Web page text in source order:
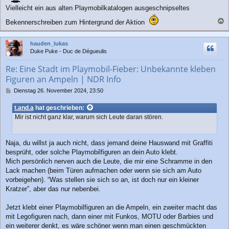
Vielleicht ein aus alten Playmobilkatalogen ausgeschnipseltes
Bekennerschreiben zum Hintergrund der Aktion
a
c
hauden_lukas
Duke Puke - Duc de Dégueulis
Re: Eine Stadt im Playmobil-Fieber: Unbekannte kleben
Figuren an Ampeln | NDR Info
B
i
t
g
Dienstag 26. November 2024, 23:50
t.and.ahat geschrieben:
Mir ist nicht ganz klar, warum sich Leute daran stören.
Naja, du willst ja auch nicht, dass jemand deine Hauswand mit Graffiti
besprüht, oder solche Playmobilfiguren an dein Auto klebt.
Mich persönlich nerven auch die Leute, die mir eine Schramme in den
Lack machen (beim Türen aufmachen oder wenn sie sich am Auto
vorbeigehen). “Was stellen sie sich so an, ist doch nur ein kleiner
Kratzer”, aber das nur nebenbei.
Jetzt klebt einer Playmobilfiguren an die Ampeln, ein zweiter macht das
mit Legofiguren nach, dann einer mit Funkos, MOTU oder Barbies und
ein weiterer denkt, es wäre schöner wenn man einen geschmückten